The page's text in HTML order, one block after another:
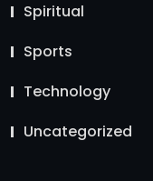
Spiritual
Sports
Technology
Uncategorized